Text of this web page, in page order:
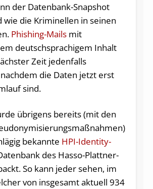
der Datenbank-Snapshot
wie die Kriminellen in seinen
Phishing-Mailsmit
deutschsprachigem Inhalt
Zeit jedenfalls
die Daten jetzt erst
sind.
übrigens bereits (mit den
bekannte HPI-Identity-
des Hasso-Plattner-
So kann jeder sehen, im
von insgesamt aktuell 934